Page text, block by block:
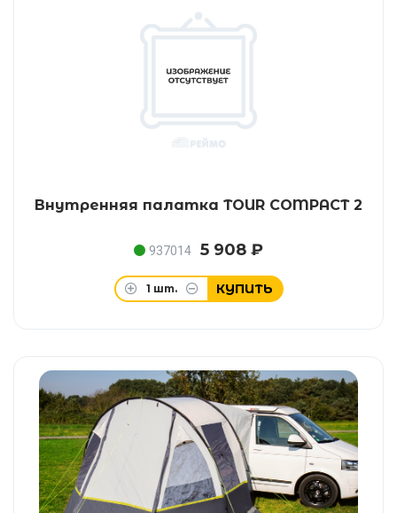
Внутренняя палатка TOUR COMPACT 2
937014 5 908 ₽
1 шт. КУПИТЬ